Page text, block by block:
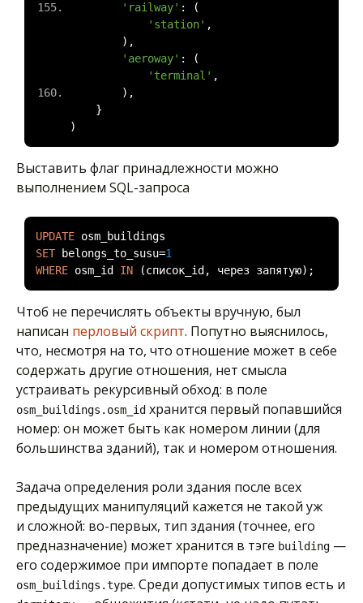
'railway' :
(
'station' ,
),
'aeroway' :
(
'terminal' ,
),
}
)
Выставить флаг принадлежности можно
выполнением SQL-запроса
UPDATE
SET belongs_to_susu=1
WHERE osm_id IN (список _id , через запятую);
Чтоб не перечислять объекты вручную, был
написан перловый скрипт. Попутно выяснилось,
что, несмотря на то, что отношение может в себе
содержать другие отношения, нет смысла
устраивать рекурсивный обход: в поле
osm_buildings.osm_id хранится первый попавшийся
номер: он может быть как номером линии (для
большинства зданий), так и номером отношения.
Задача определения роли здания после всех
предыдущих манипуляций кажется не такой уж
и сложной: во-первых, тип здания (точнее, его
предназначение) может хранится в тэге building —
его содержимое при импорте попадает в поле
osm_buildings.type. Среди допустимых типов есть и